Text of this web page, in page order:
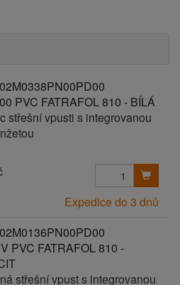
PVC FATRAFOL 810 - BÍLÁ
střešní vpusti s integrovanou
Expedice do 3 dnů
PVC FATRAFOL 810 -
střešní vpust s integrovanou